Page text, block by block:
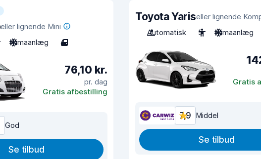
eller lignende Mini
Klimaanlæg 4
76,10 kr.
pr. dag
Gratis afbestilling
God
Se tilbud
Toyota Yariseller lignende
Automatisk
5 Klimaanlæg
Gratis
7,9 Middel
Se tilbud